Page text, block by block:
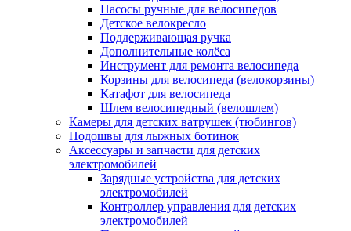
Насосы ручные для велосипедов
Детское велокресло
Поддерживающая ручка
Дополнительные колёса
Инструмент для ремонта велосипеда
Корзины для велосипеда (велокорзины)
Катафот для велосипеда
Шлем велосипедный (велошлем)
Камеры для детских ватрушек (тюбингов)
Подошвы для лыжных ботинок
Аксессуары и запчасти для детских
электромобилей
Зарядные устройства для детских
электромобилей
Контроллер управления для детских
электромобилей